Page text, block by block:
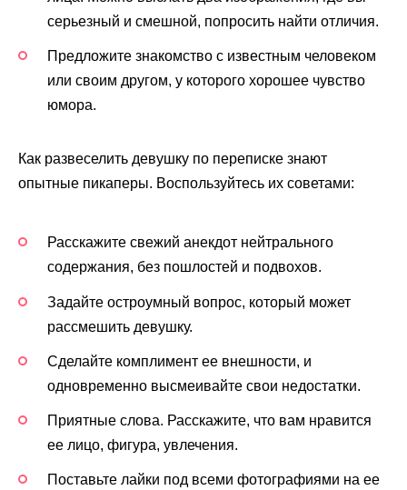
серьезный и смешной, попросить найти отличия.
Предложите знакомство с известным человеком
или своим другом, у которого хорошее чувство
юмора.
Как развеселить девушку по переписке знают
опытные пикаперы. Воспользуйтесь их советами:
Расскажите свежий анекдот нейтрального
содержания, без пошлостей и подвохов.
Задайте остроумный вопрос, который может
рассмешить девушку.
Сделайте комплимент ее внешности, и
одновременно высмеивайте свои недостатки.
Приятные слова. Расскажите, что вам нравится
ее лицо, фигура, увлечения.
Поставьте лайки под всеми фотографиями на ее